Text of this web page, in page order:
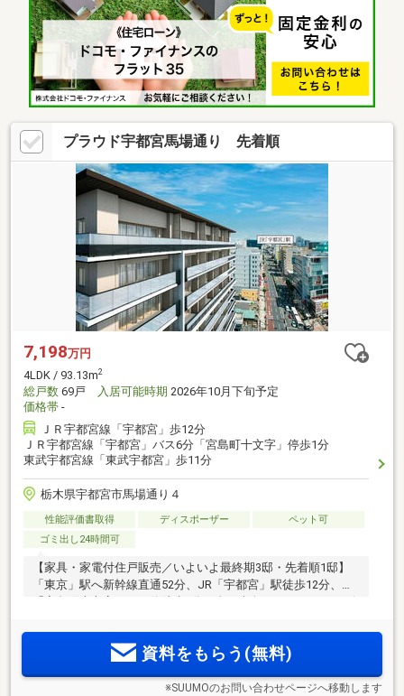
プラウド宇都宮馬場通り 先着順
7,198万円
4LDK / 93.13m2
総戸数 69戸 入居可能時期 2026年10月下旬予定
価格帯 -
ＪＲ宇都宮線「宇都宮」歩12分
ＪＲ宇都宮線「宇都宮」バス6分「宮島町十文字」停歩1分
東武宇都宮線「東武宇都宮」歩11分
栃木県宇都宮市馬場通り４
性能評価書取得 ディスポーザー
ペット可
ゴミ出し24時間可
【家具・家電付住戸販売／いよいよ最終期3邸・先着順1邸】
「東京」駅へ新幹線直通52分、JR「宇都宮」駅徒歩12分、
貨店」やオリオン通り商店街が身近。完成済の実際の部屋で
広さや陽光を体感。 資料をもらう(無料)
※SUUMOのお問い合わせページへ移動します